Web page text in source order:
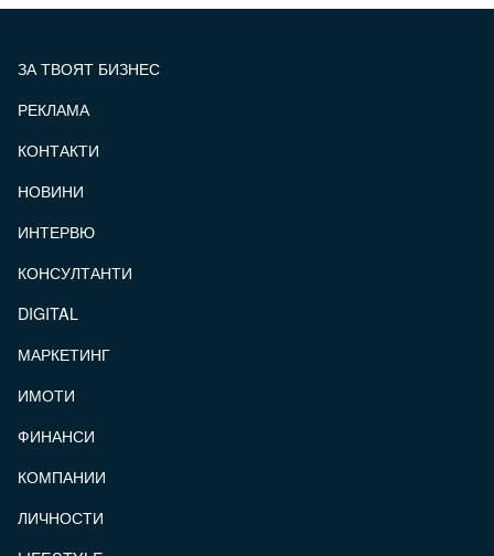
ЗА ТВОЯТ БИЗНЕС
РЕКЛАМА
КОНТАКТИ
НОВИНИ
ИНТЕРВЮ
КОНСУЛТАНТИ
DIGITAL
МАРКЕТИНГ
ИМОТИ
ФИНАНСИ
КОМПАНИИ
ЛИЧНОСТИ